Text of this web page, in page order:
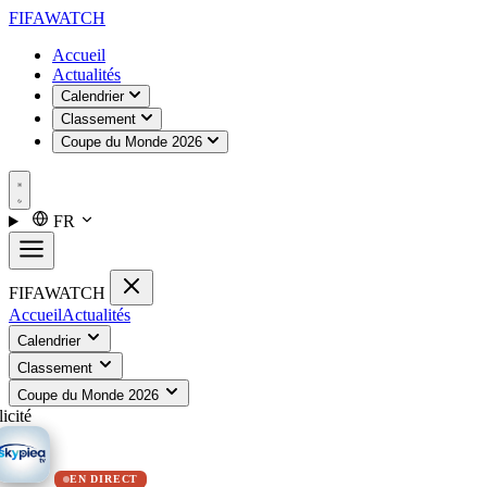
FIFAWATCH
Accueil
Actualités
Calendrier
Classement
Coupe du Monde 2026
FR
FIFAWATCH
AccueilActualités
Calendrier
Classement
Coupe du Monde 2026
EN DIRECT